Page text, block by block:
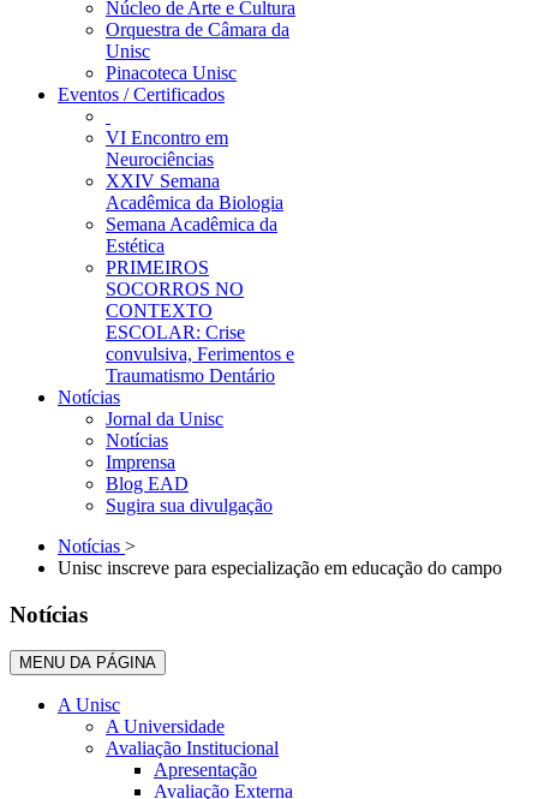
Núcleo de Arte e Cultura
Orquestra de Câmara da
Unisc
Pinacoteca Unisc
Eventos / Certificados
VI Encontro em
Neurociências
XXIV Semana
Acadêmica da Biologia
Semana Acadêmica da
Estética
PRIMEIROS
SOCORROS NO
CONTEXTO
ESCOLAR: Crise
convulsiva, Ferimentos e
Traumatismo Dentário
Notícias
Jornal da Unisc
Notícias
Imprensa
Blog EAD
Sugira sua divulgação
Notícias >
Unisc inscreve para especialização em educação do campo
Notícias
MENU DA PÁGINA
A Unisc
A Universidade
Avaliação Institucional
Apresentação
Avaliação Externa